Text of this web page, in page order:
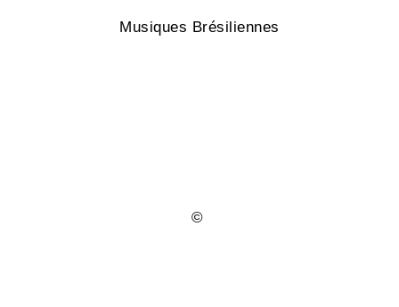
Musiques Brésiliennes
©